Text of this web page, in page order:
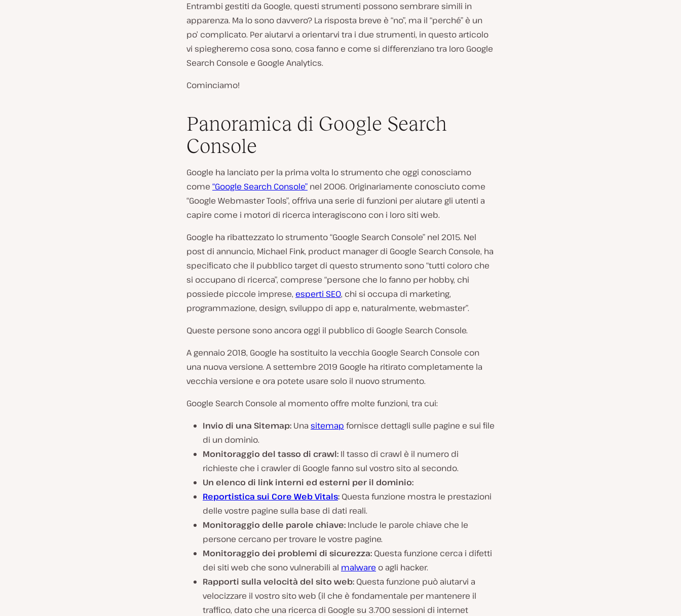
Entrambi gestiti da Google, questi strumenti possono sembrare simili in
apparenza. Ma lo sono davvero? La risposta breve è “no”, ma il “perché” è un
po’ complicato. Per aiutarvi a orientarvi tra i due strumenti, in questo articolo
vi spiegheremo cosa sono, cosa fanno e come si differenziano tra loro Google
Search Console e Google Analytics.
Cominciamo!
Panoramica di Google Search
Console
Google ha lanciato per la prima volta lo strumento che oggi conosciamo
come “Google Search Console” nel 2006. Originariamente conosciuto come
“Google Webmaster Tools”, offriva una serie di funzioni per aiutare gli utenti a
capire come i motori di ricerca interagiscono con i loro siti web.
Google ha ribattezzato lo strumento “Google Search Console” nel 2015. Nel
post di annuncio, Michael Fink, product manager di Google Search Console, ha
specificato che il pubblico target di questo strumento sono “tutti coloro che
si occupano di ricerca”, comprese “persone che lo fanno per hobby, chi
possiede piccole imprese, esperti SEO, chi si occupa di marketing,
programmazione, design, sviluppo di app e, naturalmente, webmaster”.
Queste persone sono ancora oggi il pubblico di Google Search Console.
A gennaio 2018, Google ha sostituito la vecchia Google Search Console con
una nuova versione. A settembre 2019 Google ha ritirato completamente la
vecchia versione e ora potete usare solo il nuovo strumento.
Google Search Console al momento offre molte funzioni, tra cui:
Invio di una Sitemap: Una sitemap fornisce dettagli sulle pagine e sui file
di un dominio.
Monitoraggio del tasso di crawl: Il tasso di crawl è il numero di
richieste che i crawler di Google fanno sul vostro sito al secondo.
Un elenco di link interni ed esterni per il dominio:
Reportistica sui Core Web Vitals: Questa funzione mostra le prestazioni
delle vostre pagine sulla base di dati reali.
Monitoraggio delle parole chiave: Include le parole chiave che le
persone cercano per trovare le vostre pagine.
Monitoraggio dei problemi di sicurezza: Questa funzione cerca i difetti
dei siti web che sono vulnerabili al malware o agli hacker.
Rapporti sulla velocità del sito web: Questa funzione può aiutarvi a
velocizzare il vostro sito web (il che è fondamentale per mantenere il
traffico, dato che una ricerca di Google su 3.700 sessioni di internet